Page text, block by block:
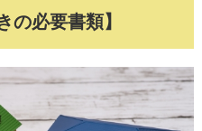
の必要書類】